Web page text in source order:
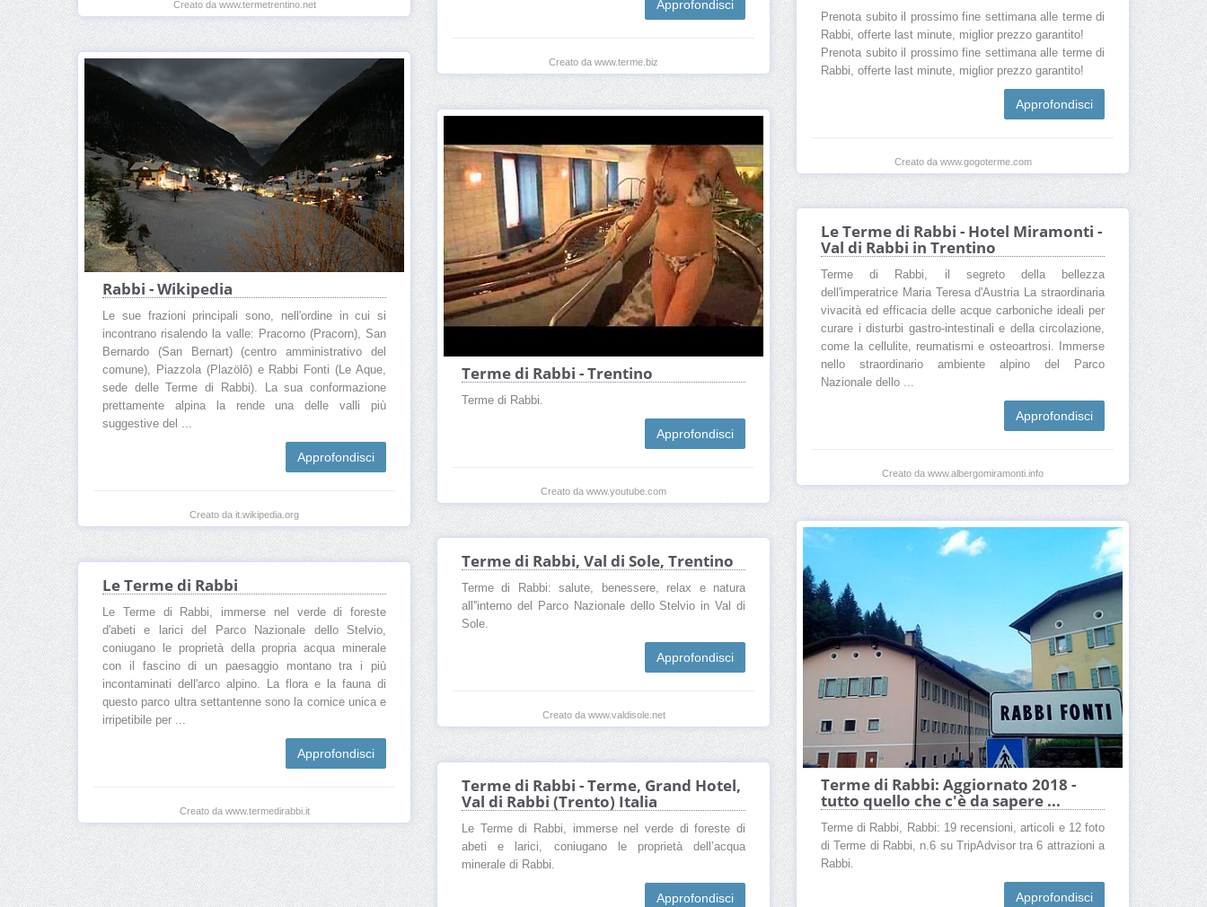
Prenota subito il prossimo fine settimana alle terme di
Rabbi, offerte last minute, miglior prezzo garantito!
Prenota subito il prossimo fine settimana alle terme di
Rabbi, offerte last minute, miglior prezzo garantito!
Approfondisci
Creato da www.gogoterme.com
Creato da www.termetrentino.net Approfondisci
Creato da www.terme.biz
Rabbi - Wikipedia
Le sue frazioni principali sono, nell'ordine in cui si
incontrano risalendo la valle: Pracorno (Pracorn), San
Bernardo (San Bernart) (centro amministrativo del
comune), Piazzola (Plazölô) e Rabbi Fonti (Le Aque,
sede delle Terme di Rabbi). La sua conformazione
prettamente alpina la rende una delle valli più
suggestive del ...
Approfondisci
Creato da it.wikipedia.org
Terme di Rabbi - Trentino
Terme di Rabbi.
Approfondisci
Creato da www.youtube.com
Le Terme di Rabbi - Hotel Miramonti -
Val di Rabbi in Trentino
Terme di Rabbi, il segreto della bellezza
dell'imperatrice Maria Teresa d'Austria La straordinaria
vivacità ed efficacia delle acque carboniche ideali per
curare i disturbi gastro-intestinali e della circolazione,
come la cellulite, reumatismi e osteoartrosi. Immerse
nello straordinario ambiente alpino del Parco
Nazionale dello ...
Approfondisci
Creato da www.albergomiramonti.info
Terme di Rabbi: Aggiornato 2018 -
tutto quello che c'è da sapere ...
Terme di Rabbi, Rabbi: 19 recensioni, articoli e 12 foto
di Terme di Rabbi, n.6 su TripAdvisor tra 6 attrazioni a
Rabbi.
Approfondisci
Terme di Rabbi, Val di Sole, Trentino
Terme di Rabbi: salute, benessere, relax e natura
all''interno del Parco Nazionale dello Stelvio in Val di
Sole.
Approfondisci
Creato da www.valdisole.net
Le Terme di Rabbi
Le Terme di Rabbi, immerse nel verde di foreste
d'abeti e larici del Parco Nazionale dello Stelvio,
coniugano le proprietà della propria acqua minerale
con il fascino di un paesaggio montano tra i più
incontaminati dell'arco alpino. La flora e la fauna di
questo parco ultra settantenne sono la cornice unica e
irripetibile per ...
Approfondisci
Creato da www.termedirabbi.it
Terme di Rabbi - Terme, Grand Hotel,
Val di Rabbi (Trento) Italia
Le Terme di Rabbi, immerse nel verde di foreste di
abeti e larici, coniugano le proprietà dell’acqua
minerale di Rabbi.
Approfondisci